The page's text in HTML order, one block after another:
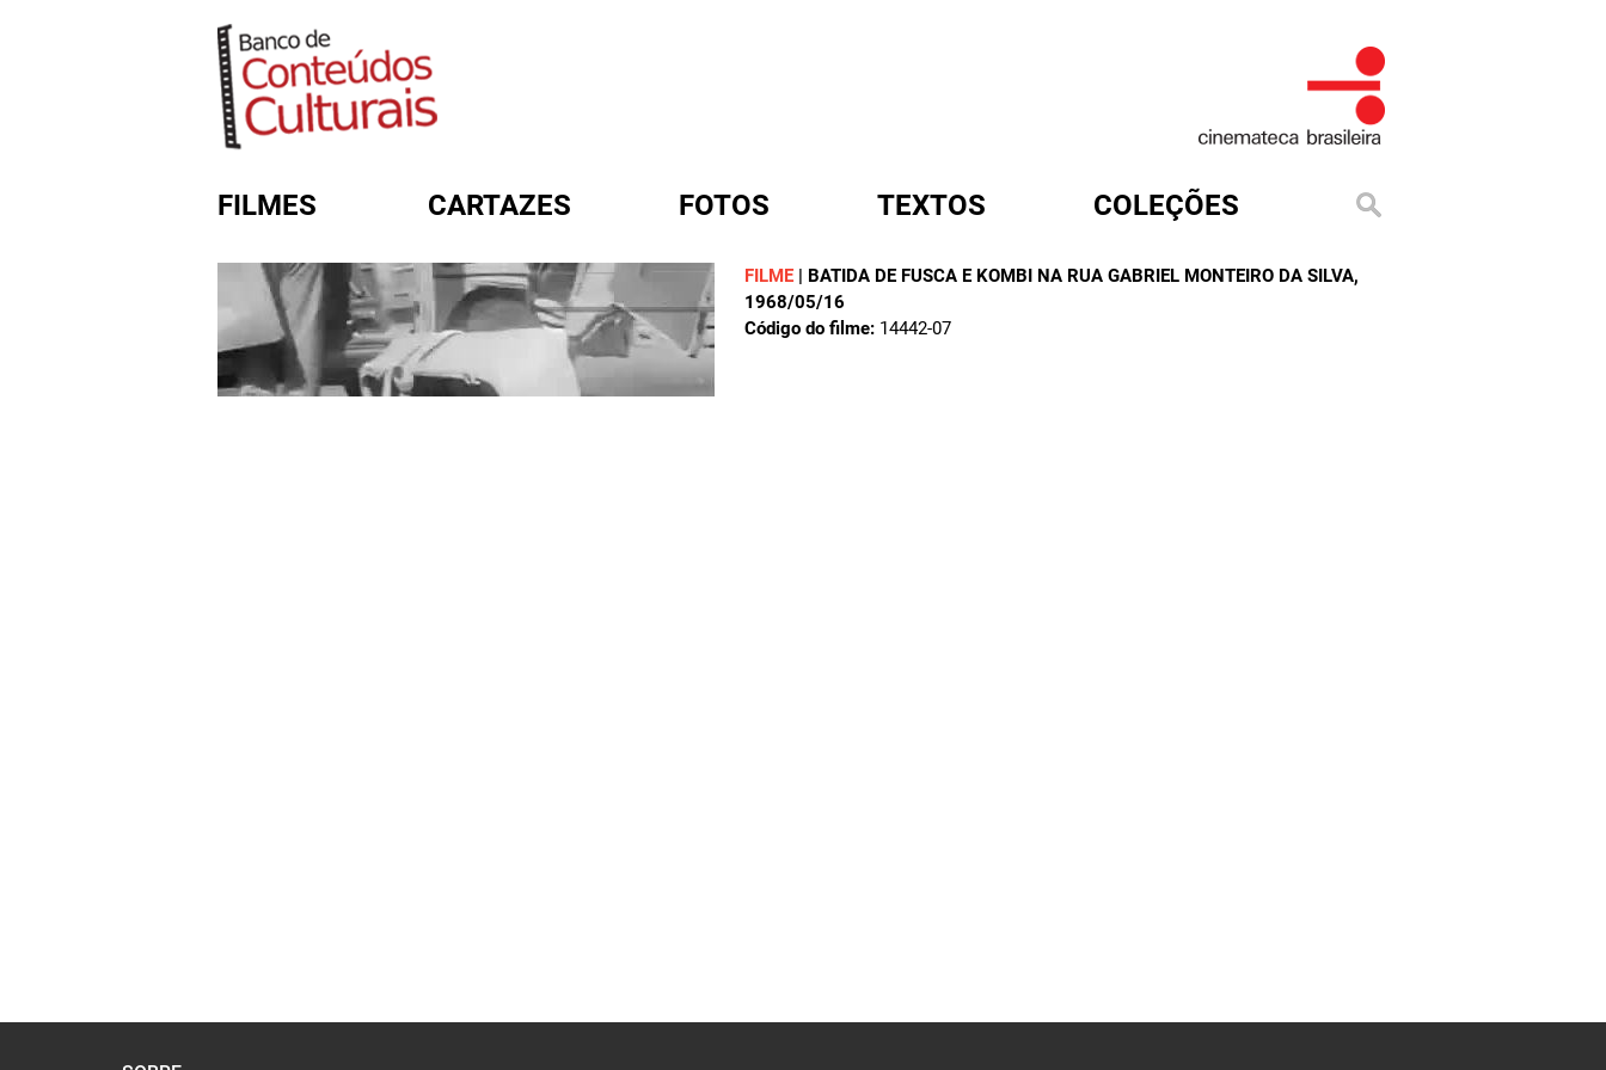
FILMES CARTAZES FOTOS TEXTOS COLEÇÕES
FILME | BATIDA DE FUSCA E KOMBI NA RUA GABRIEL MONTEIRO DA SILVA,
1968/05/16
Código do filme: 14442-07
FORMULÁRIO DE BUSCA